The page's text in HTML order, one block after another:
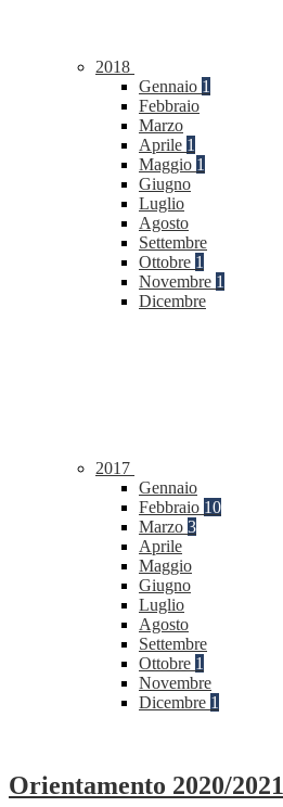
2018
Gennaio 1
Febbraio
Marzo
Aprile 1
Maggio 1
Giugno
Luglio
Agosto
Settembre
Ottobre 1
Novembre 1
Dicembre
2017
Gennaio
Febbraio 10
Marzo 3
Aprile
Maggio
Giugno
Luglio
Agosto
Settembre
Ottobre 1
Novembre
Dicembre 1
Orientamento 2020/2021